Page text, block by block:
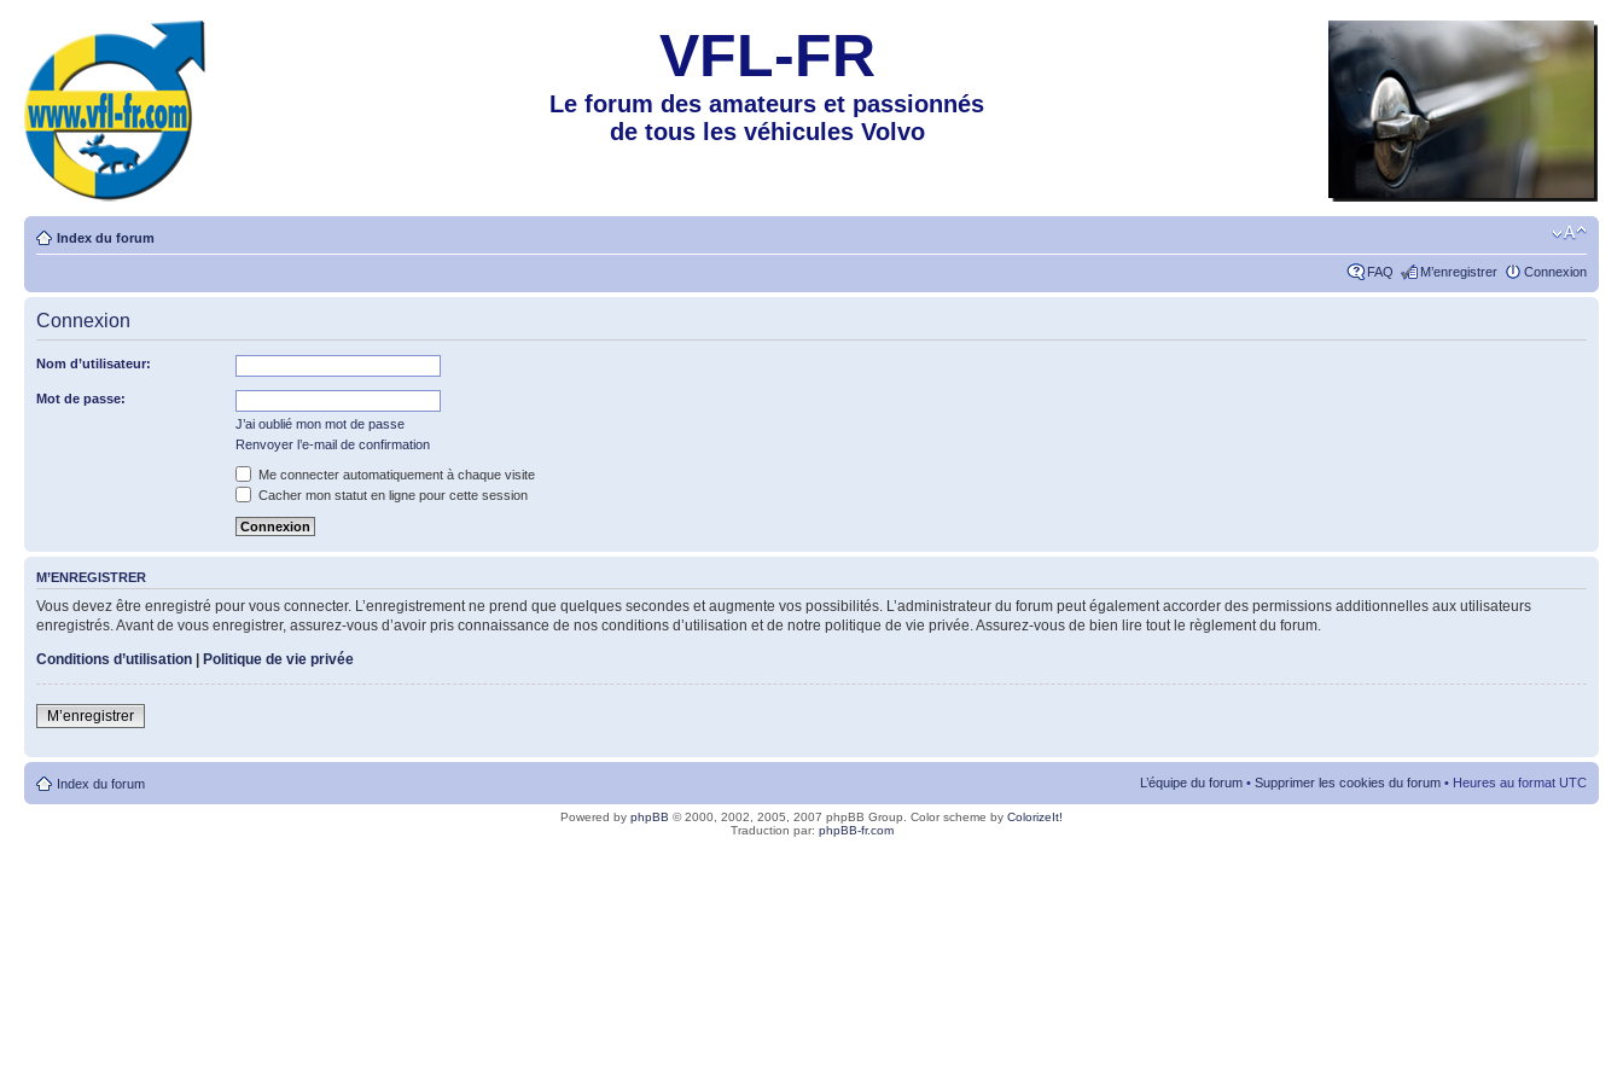
VFL-FR
Le forum des amateurs et passionnés
de tous les véhicules Volvo
Index du forum
FAQ M’enregistrer Connexion
Connexion
Nom d’utilisateur:
Mot de passe:
J’ai oublié mon mot de passe
Renvoyer l’e-mail de confirmation
Me connecter automatiquement à chaque visite
Cacher mon statut en ligne pour cette session
M’ENREGISTRER
Vous devez être enregistré pour vous connecter. L’enregistrement ne prend que quelques secondes et augmente vos possibilités. L’administrateur du forum peut également accorder des permissions additionnelles aux utilisateurs
enregistrés. Avant de vous enregistrer, assurez-vous d’avoir pris connaissance de nos conditions d’utilisation et de notre politique de vie privée. Assurez-vous de bien lire tout le règlement du forum.
Conditions d’utilisation | Politique de vie privée
M’enregistrer
Index du forum L’équipe du forum • Supprimer les cookies du forum • Heures au format UTC
Powered by phpBB © 2000, 2002, 2005, 2007 phpBB Group. Color scheme by ColorizeIt!
Traduction par: phpBB-fr.com